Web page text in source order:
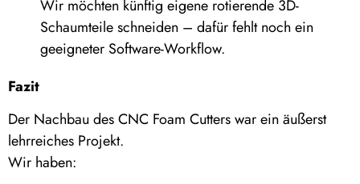
Wir möchten künftig eigene rotierende 3D-
Schaumteile schneiden – dafür fehlt noch ein
geeigneter Software-Workflow.
Fazit
Der Nachbau des CNC Foam Cutters war ein äußerst
lehrreiches Projekt.
Wir haben: